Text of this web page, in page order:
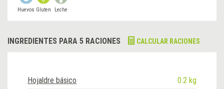
Huevos Gluten Leche
INGREDIENTES PARA 5 RACIONES CALCULAR RACIONES
Hojaldre básico
0.2 kg